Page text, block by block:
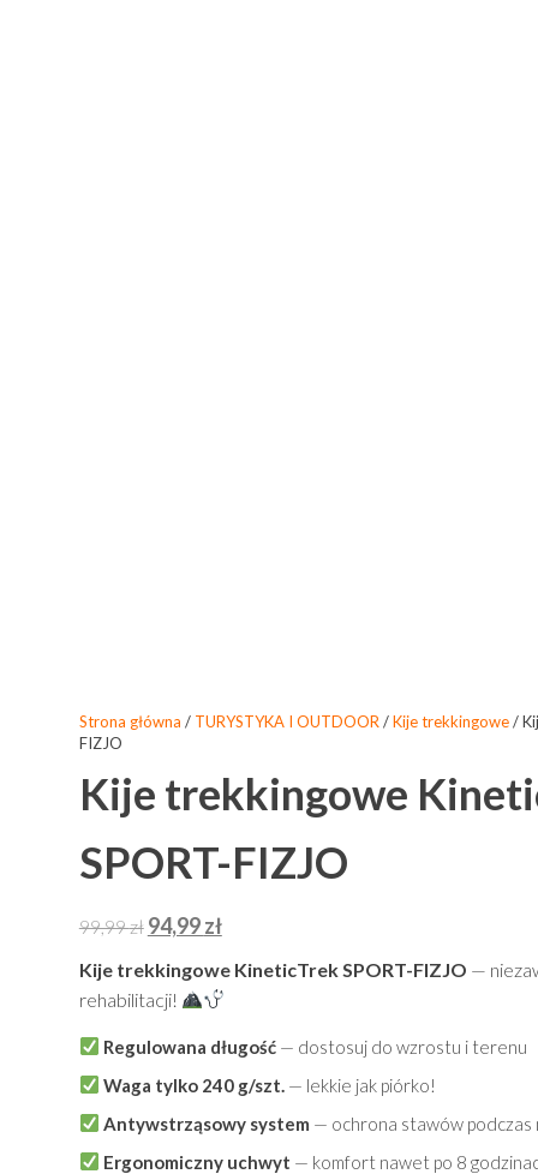
Strona główna / TURYSTYKA I OUTDOOR /Kije trekkingowe/
FIZJO
Kije trekkingowe
SPORT-FIZJO
99,99zł 94,99zł
Kije trekkingowe KineticTrek SPORT-FIZJO —
rehabilitacji!
Regulowana długość— dostosuj do wzrostu i terenu
Waga tylko 240 g/szt.— lekkie jak piórko!
Antywstrząsowy system — ochrona stawów podczas
Ergonomiczny uchwyt — komfort nawet po 8